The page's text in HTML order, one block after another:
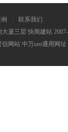
联系我们
厦三层 快商建站
信网站 中万seo通用网址